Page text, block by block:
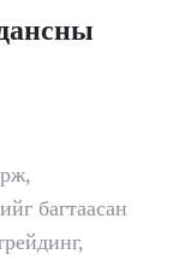
багтаасан